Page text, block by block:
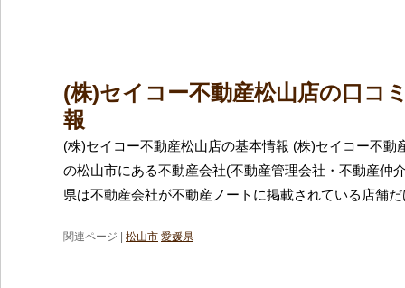
(株)セイコー不動産松山店の口コ
報
(株)セイコー不動産松山店の基本情報 (株)セイコー不動
の松山市にある不動産会社(不動産管理会社・不動産仲
県は不動産会社が不動産ノートに掲載されている店舗
関連ページ | 松山市 愛媛県